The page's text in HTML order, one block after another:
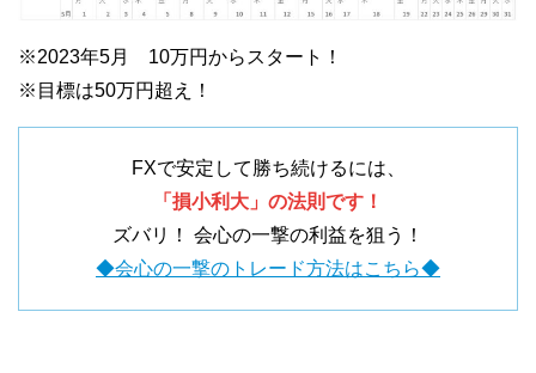
※2023年5月 10万円からスタート！
※目標は50万円超え！
FXで安定して勝ち続けるには、
「損小利大」の法則です！
ズバリ！ 会心の一撃の利益を狙う！
◆会心の一撃のトレード方法はこちら◆